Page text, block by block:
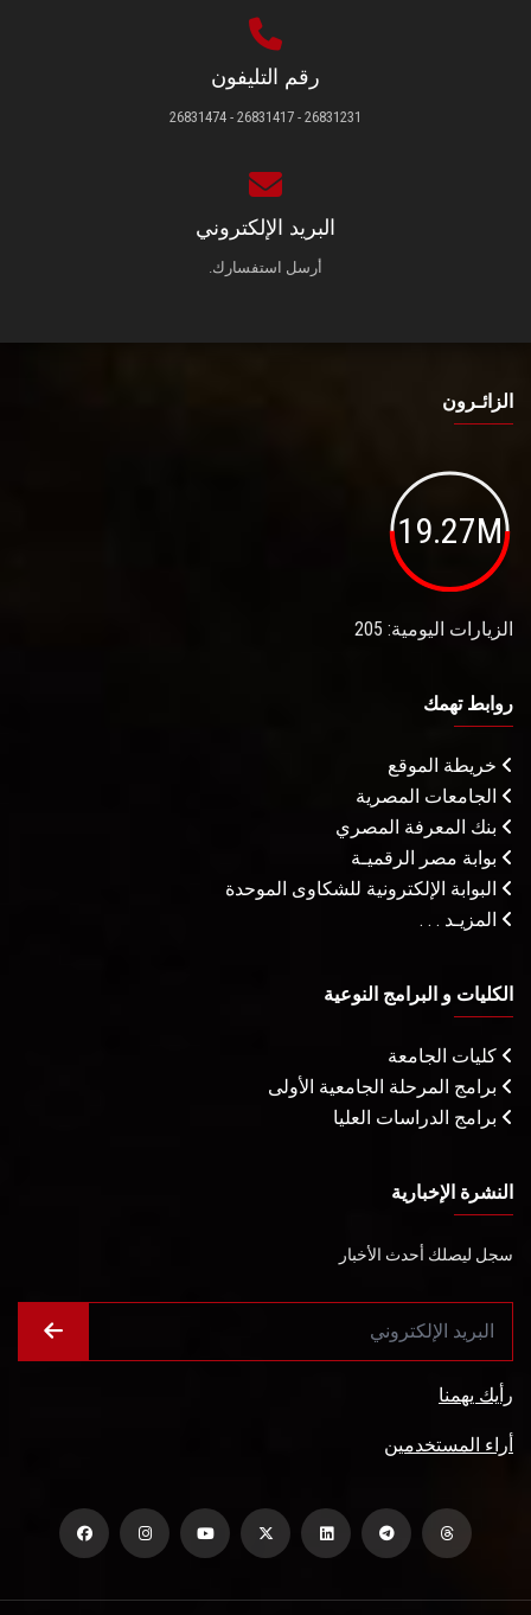
رقم التليفون
26831231 - 26831417 - 26831474
البريد الإلكتروني
أرسل استفسارك.
الزائـرون
19.27M
الزيارات اليومية: 205
روابط تهمك
خريطة الموقع
الجامعات المصرية
بنك المعرفة المصري
بوابة مصر الرقميـة
البوابة الإلكترونية للشكاوى الموحدة
المزيـد . . .
الكليات و البرامج النوعية
كليات الجامعة
برامج المرحلة الجامعية الأولى
برامج الدراسات العليا
النشرة الإخبارية
سجل ليصلك أحدث الأخبار
رأيك يهمنا
أراء المستخدمين